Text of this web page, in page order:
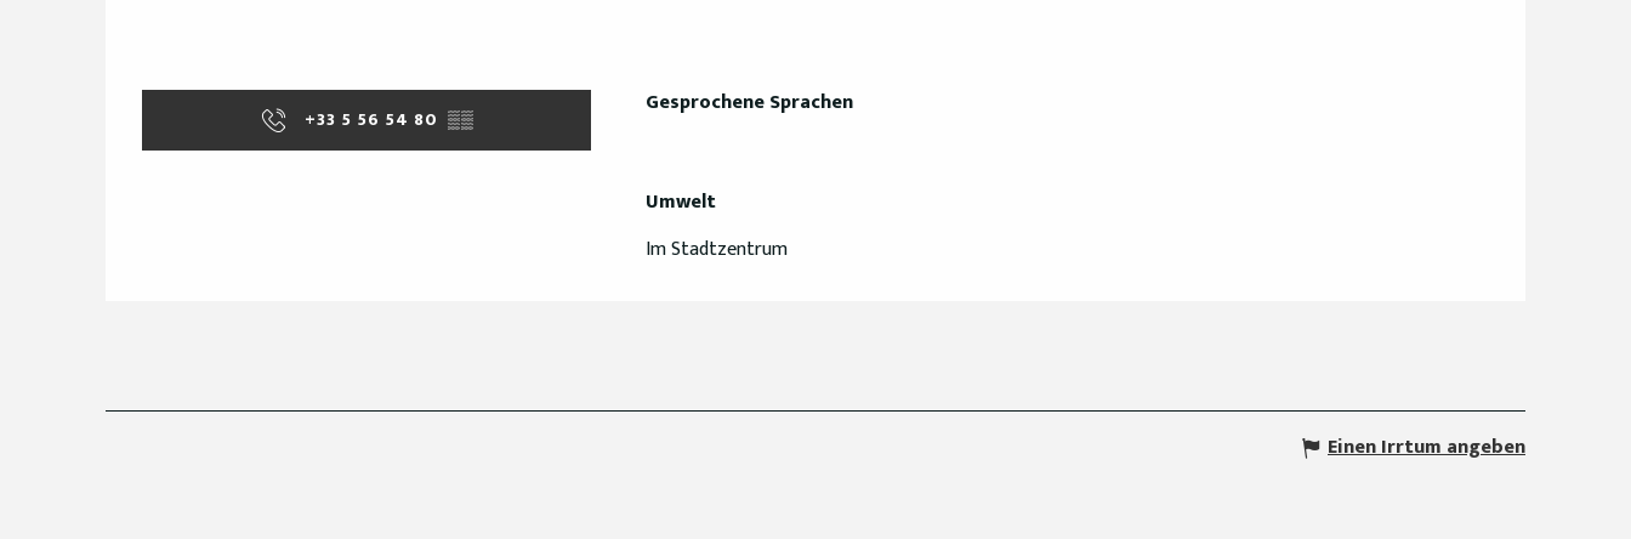
+33 5 56 54 80 ▒▒
Gesprochene Sprachen
Gesprochene Sprachen
Umwelt
Umwelt
Im Stadtzentrum
Einen Irrtum angeben